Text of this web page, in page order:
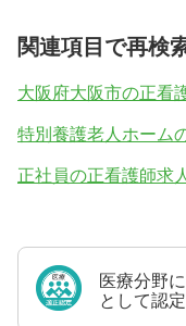
関連項目で再検
大阪府大阪市の正看
特別養護老人ホーム
正社員の正看護師求
医療分野
として認